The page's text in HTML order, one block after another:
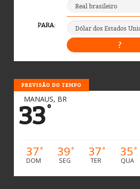
PREVISÃO DO TEMPO
MANAUS, BR
33°
37°
DOM
39°
SEG
37°
TER
35°
QUA